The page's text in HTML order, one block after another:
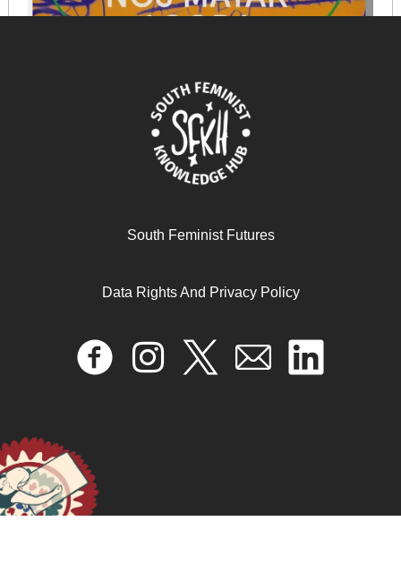
Não vão nos matar agora
READ MORE >>
South Feminist Futures
Data Rights And Privacy Policy